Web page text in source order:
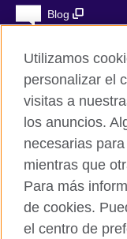
Blog
British Council Global
Privacidad
Aviso Legal
Cookies
Mapa del sitio
© 2026 British Council
Utilizamos
personalizar el
visitas a
los anuncios.
necesarias
mientras que
Para más
de cookies.
el centro de